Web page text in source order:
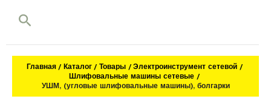
Поиск
Главная Каталог Товары
Электроинструмент сетевой
Шлифовальные машины сетевые
УШМ, (угловые шлифовальные машины), болгарки